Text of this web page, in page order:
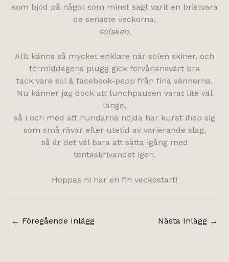
som bjöd på något som minst sagt varit en bristvara
de senaste veckorna,
solsken.
Allt känns så mycket enklare när solen skiner, och
förmiddagens plugg gick förvånansvärt bra
tack vare sol & facebook-pepp från fina vännerna.
Nu känner jag dock att lunchpausen varat lite väl
länge,
så i och med att hundarna nöjda har kurat ihop sig
som små rävar efter utetid av varierande slag,
så är det väl bara att sätta igång med
tentaskrivandet igen.
Hoppas ni har en fin veckostart!
← Föregående Inlägg Nästa Inlägg →